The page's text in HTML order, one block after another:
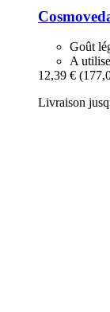
Goût
A
12,39 €
Livraison